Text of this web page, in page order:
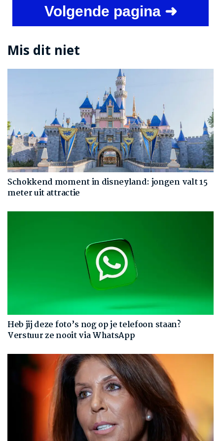
Volgende pagina ➜
Mis dit niet
Schokkend moment in disneyland: jongen valt 15
meter uit attractie
Heb jij deze foto’s nog op je telefoon staan?
Verstuur ze nooit via WhatsApp